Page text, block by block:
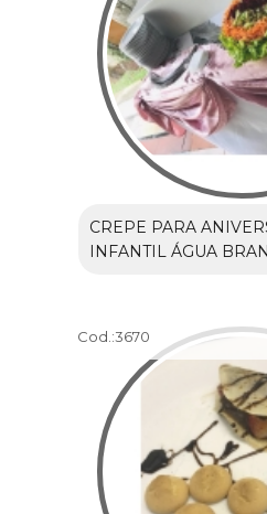
CREPE PARA
INFANTIL ÁGUA
Cod.:3670